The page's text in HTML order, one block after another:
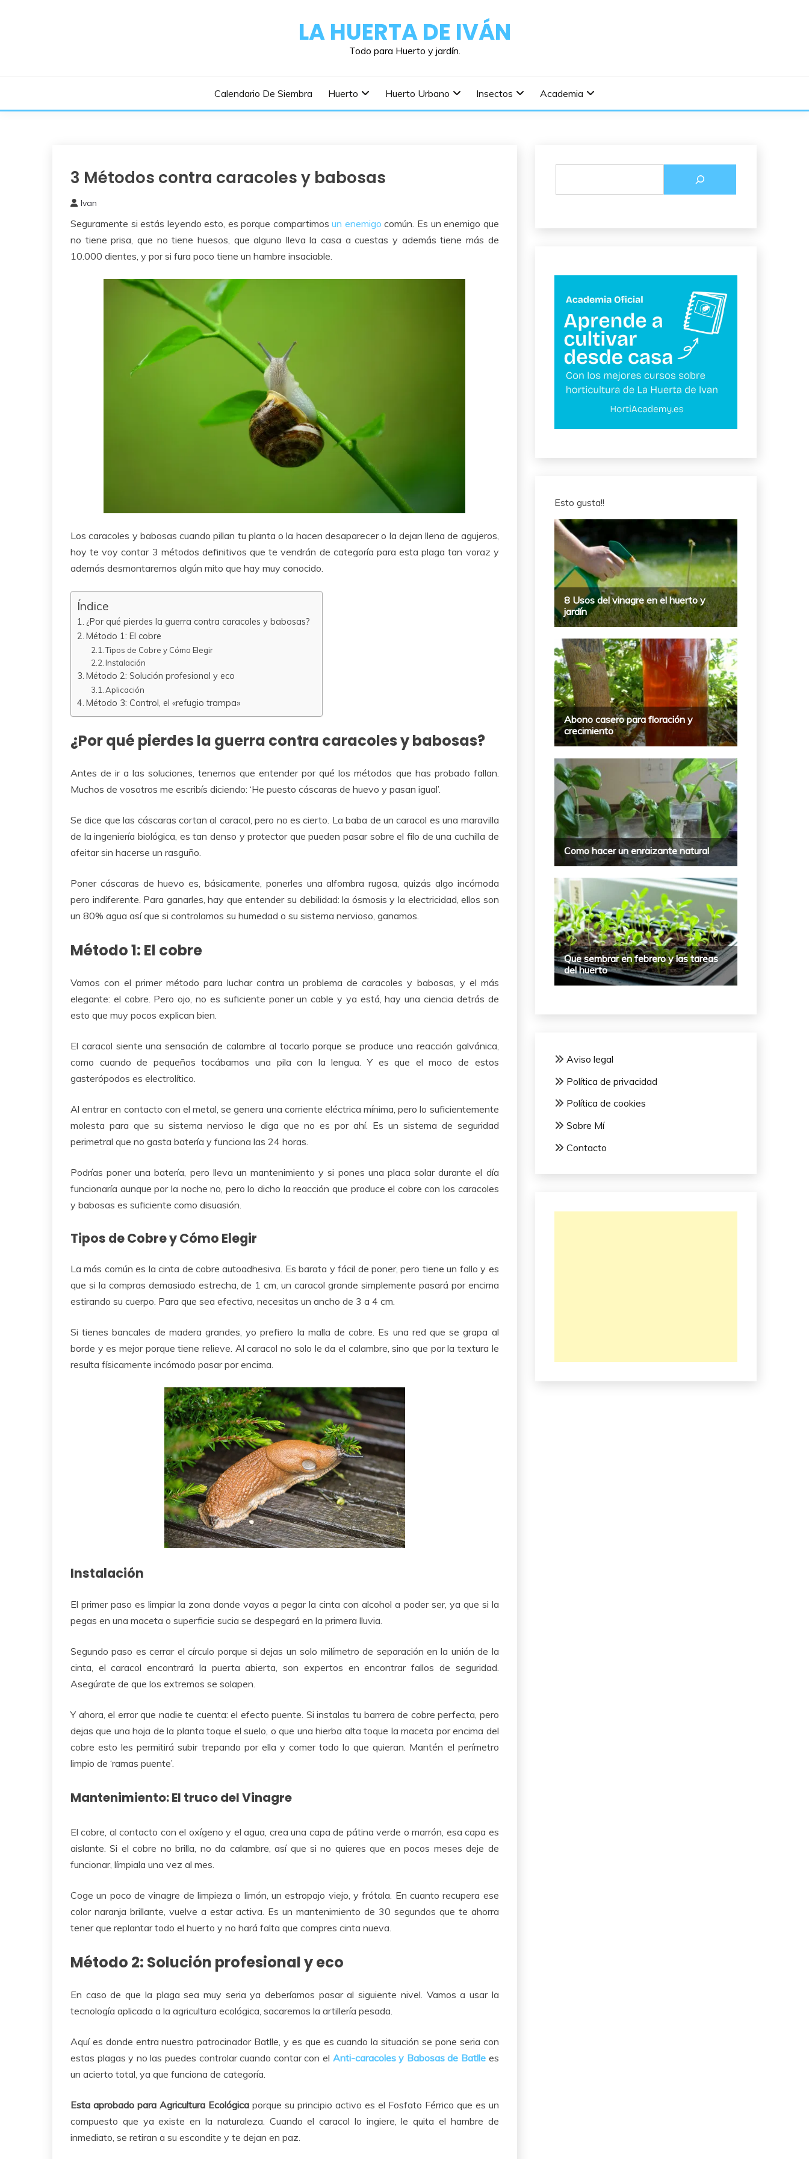
LA HUERTA DE IVÁN
Todo para Huerto y jardín.
Calendario De Siembra Huerto Huerto Urbano Insectos Academia
Insectos
3 Métodos contra caracoles y babosas
febrero,
2026
Ivan
Seguramente si estás leyendo esto, es porque compartimosun enemigo común. Es un enemigo que
no tiene prisa, que no tiene huesos, que alguno lleva la casa a cuestas y además tiene más de
10.000 dientes, y por si fura poco tiene un hambre insaciable.
Los caracoles y babosas cuando pillan tu planta o la hacen desaparecer o la dejan llena de agujeros,
hoy te voy contar 3 métodos definitivos que te vendrán de categoría para esta plaga tan voraz y
además desmontaremos algún mito que hay muy conocido.
Índice
¿Por qué pierdes la guerra contra caracoles y babosas?
Método 1: El cobre
Tipos de Cobre y Cómo Elegir
Instalación
Método 2: Solución profesional y eco
Aplicación
Método 3: Control, el «refugio trampa»
¿Por qué pierdes la guerra contra caracoles y babosas?
Antes de ir a las soluciones, tenemos que entender por qué los métodos que has probado fallan.
Muchos de vosotros me escribís diciendo: ‘He puesto cáscaras de huevo y pasan igual’.
Se dice que las cáscaras cortan al caracol, pero no es cierto. La baba de un caracol es una maravilla
de la ingeniería biológica, es tan denso y protector que pueden pasar sobre el filo de una cuchilla de
afeitar sin hacerse un rasguño.
Poner cáscaras de huevo es, básicamente, ponerles una alfombra rugosa, quizás algo incómoda
pero indiferente. Para ganarles, hay que entender su debilidad: la ósmosis y la electricidad, ellos son
un 80% agua así que si controlamos su humedad o su sistema nervioso, ganamos.
Método 1: El cobre
Vamos con el primer método para luchar contra un problema de caracoles y babosas, y el más
elegante: el cobre. Pero ojo, no es suficiente poner un cable y ya está, hay una ciencia detrás de
esto que muy pocos explican bien.
El caracol siente una sensación de calambre al tocarlo porque se produce una reacción galvánica,
como cuando de pequeños tocábamos una pila con la lengua. Y es que el moco de estos
gasterópodos es electrolítico.
Al entrar en contacto con el metal, se genera una corriente eléctrica mínima, pero lo suficientemente
molesta para que su sistema nervioso le diga que no es por ahí. Es un sistema de seguridad
perimetral que no gasta batería y funciona las 24 horas.
Podrías poner una batería, pero lleva un mantenimiento y si pones una placa solar durante el día
funcionaría aunque por la noche no, pero lo dicho la reacción que produce el cobre con los caracoles
y babosas es suficiente como disuasión.
Tipos de Cobre y Cómo Elegir
La más común es la cinta de cobre autoadhesiva. Es barata y fácil de poner, pero tiene un fallo y es
que si la compras demasiado estrecha, de 1 cm, un caracol grande simplemente pasará por encima
estirando su cuerpo. Para que sea efectiva, necesitas un ancho de 3 a 4 cm.
Si tienes bancales de madera grandes, yo prefiero la malla de cobre. Es una red que se grapa al
borde y es mejor porque tiene relieve. Al caracol no solo le da el calambre, sino que por la textura le
resulta físicamente incómodo pasar por encima.
Instalación
El primer paso es limpiar la zona donde vayas a pegar la cinta con alcohol a poder ser, ya que si la
pegas en una maceta o superficie sucia se despegará en la primera lluvia.
Segundo paso es cerrar el círculo porque si dejas un solo milímetro de separación en la unión de la
cinta, el caracol encontrará la puerta abierta, son expertos en encontrar fallos de seguridad.
Asegúrate de que los extremos se solapen.
Y ahora, el error que nadie te cuenta: el efecto puente. Si instalas tu barrera de cobre perfecta, pero
dejas que una hoja de la planta toque el suelo, o que una hierba alta toque la maceta por encima del
cobre esto les permitirá subir trepando por ella y comer todo lo que quieran. Mantén el perímetro
limpio de ‘ramas puente’.
Mantenimiento: El truco del Vinagre
El cobre, al contacto con el oxígeno y el agua, crea una capa de pátina verde o marrón, esa capa es
aislante. Si el cobre no brilla, no da calambre, así que si no quieres que en pocos meses deje de
funcionar, límpiala una vez al mes.
Coge un poco de vinagre de limpieza o limón, un estropajo viejo, y frótala. En cuanto recupera ese
color naranja brillante, vuelve a estar activa. Es un mantenimiento de 30 segundos que te ahorra
tener que replantar todo el huerto y no hará falta que compres cinta nueva.
Método 2: Solución profesional y eco
En caso de que la plaga sea muy seria ya deberíamos pasar al siguiente nivel. Vamos a usar la
tecnología aplicada a la agricultura ecológica, sacaremos la artillería pesada.
Aquí es donde entra nuestro patrocinador Batlle, y es que es cuando la situación se pone seria con
estas plagas y no las puedes controlar cuando contar con el Anti-caracoles y Babosas de Batlle es
un acierto total, ya que funciona de categoría.
Esta aprobado para Agricultura Ecológica porque su principio activo es el Fosfato Férrico que es un
compuesto que ya existe en la naturaleza. Cuando el caracol lo ingiere, le quita el hambre de
inmediato, se retiran a su escondite y te dejan en paz.
Esto gusta!!
Aviso legal
Política de privacidad
Política de cookies
Sobre Mí
Contacto